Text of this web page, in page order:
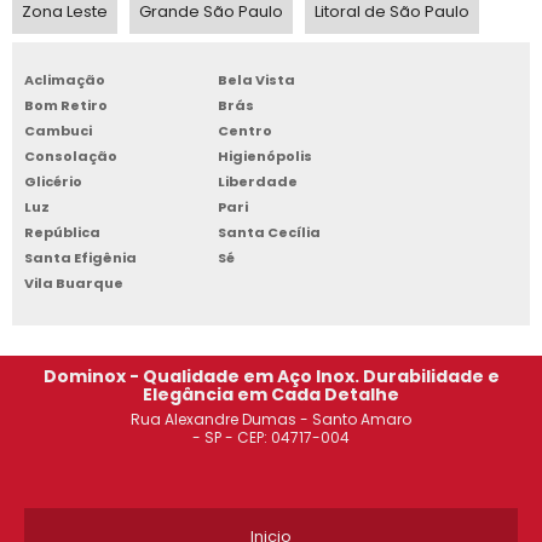
ROUPEIRO DE AÇO 20 PORTAS PREÇO SÃO BERNARDO DO
ROUPEIRO DE AÇO 20 PORTAS JABAQUARA
ESTANTE DE AÇO REFORÇADA DIADEMA
ARMÁRIO DE AÇO 02 PORTAS JABAQUARA
ESTANTE DE AÇO PREÇO SOROCABA
ROUPEIRO DE AÇO 8 PORTAS GRANDES GUARULHOS
ARMÁRIO DE AÇO 4 PORTAS SACOMÃ
Zona Leste
Grande São Paulo Litoral de São Paulo
Aclimação
Bela Vista
Bom Retiro
Brás
Cambuci
Centro
Consolação
Higienópolis
Glicério
Liberdade
Luz
Pari
República
Santa Cecília
Santa Efigênia
Sé
Vila Buarque
Dominox - Qualidade em Aço Inox. Durabilidade e
Elegância em Cada Detalhe
Rua Alexandre Dumas - Santo Amaro
- SP - CEP: 04717-004
Inicio